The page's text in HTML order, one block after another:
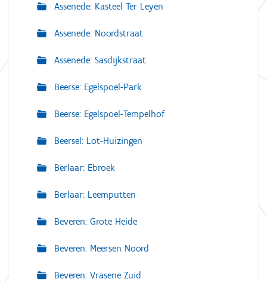
Assenede: Kasteel Ter Leyen
Assenede: Noordstraat
Assenede: Sasdijkstraat
Beerse: Egelspoel-Park
Beerse: Egelspoel-Tempelhof
Beersel: Lot-Huizingen
Berlaar: Ebroek
Berlaar: Leemputten
Beveren: Grote Heide
Beveren: Meersen Noord
Beveren: Vrasene Zuid